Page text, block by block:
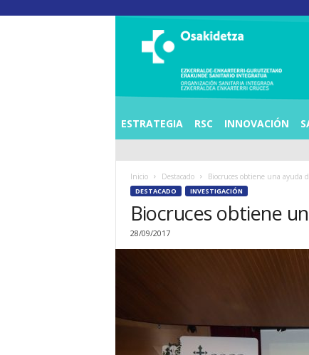
A
N
ESTRATEGIA RSC INNOVACIÓN
Inicio Destacado
DESTACADO INVESTIGACIÓN
28/09/2017